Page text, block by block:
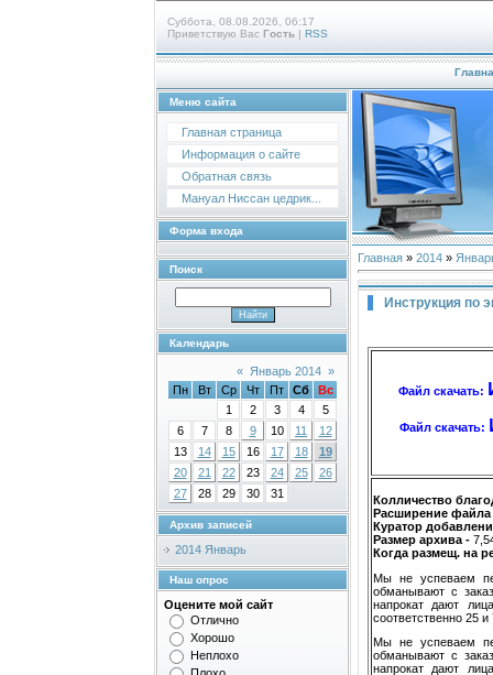
Суббота, 08.08.2026, 06:17
Приветствую Вас Гость | RSS
Меню сайта
Главная страница
Информация о сайте
Обратная связь
Мануал Ниссан цедрик...
Форма входа
Поиск
Календарь
« Январь 2014 »
Пн
Вт Ср Чт Пт Сб
Вс
1
2 3 4
5
6
7 8 9 10 11
12
13
14 15 16 17 18
19
20
21 22 23 24 25
26
27
28 29 30 31
Архив записей
2014 Январь
Наш опрос
Оцените мой сайт
Отлично
Хорошо
Неплохо
Главная » 2014 »
Инструкция по
Файл скачать:
Файл скачать:
Колличество
Расширение
Куратор
Размер архива -
Когда размещ. на
Мы не успеваем
обманывают с
напрокат дают
соответственно 25
Мы не успеваем
обманывают с
напрокат дают